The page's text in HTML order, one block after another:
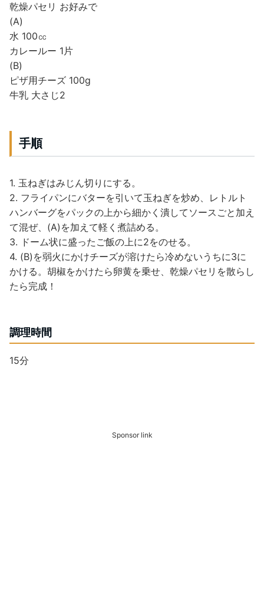
乾燥パセリ お好みで
(A)
水 100㏄
カレールー 1片
(B)
ピザ用チーズ 100g
牛乳 大さじ2
手順
1. 玉ねぎはみじん切りにする。
2. フライパンにバターを引いて玉ねぎを炒め、レトルト
ハンバーグをパックの上から細かく潰してソースごと加え
て混ぜ、(A)を加えて軽く煮詰める。
3. ドーム状に盛ったご飯の上に2をのせる。
4. (B)を弱火にかけチーズが溶けたら冷めないうちに3に
かける。胡椒をかけたら卵黄を乗せ、乾燥パセリを散らし
たら完成！
調理時間
15分
Sponsor link